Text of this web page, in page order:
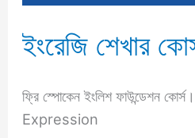
ইংরেজি শেখার
ফ্রি স্পোকেন ইংলিশ ফাউন্ডেশন
Expression